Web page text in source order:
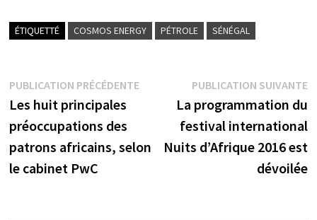
ÉTIQUETTÉ COSMOS ENERGY PÉTROLE SÉNÉGAL
Navigation
de
l’article
PUBLICATION PRÉCÉDENTEPublication
précédente :
Les huit principales
préoccupations des
patrons africains, selon
le cabinet PwC
PUBLICATION SUIVANTE
La programmation du
festival international
Nuits d’Afrique 2016 est
dévoilée